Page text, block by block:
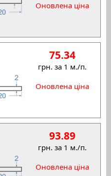
Оновлена ціна
75.34
грн. за 1 м./п.
Оновлена ціна
93.89
грн. за 1 м./п.
Оновлена ціна